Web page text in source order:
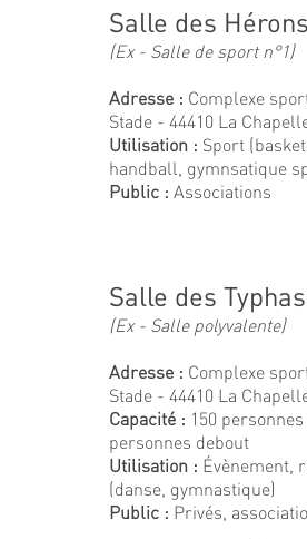
Salle des Hérons
(Ex - Salle de sport n°1)
Adresse : Complexe
Stade - 44410 La
Utilisation : Sport
handball, gymnsatique
Public : Associations
Salle des Typhas
(Ex - Salle polyvalente)
Adresse : Complexe
Stade - 44410 La
Capacité : 150
personnes debout
Utilisation : Évènement,
(danse, gymnastique)
Public : Privés,